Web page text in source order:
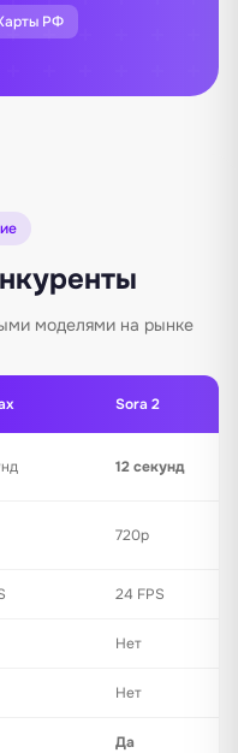
РФ
моделями на рынке
Sora 2
12 секунд
720p
24 FPS
Нет
Нет
Да